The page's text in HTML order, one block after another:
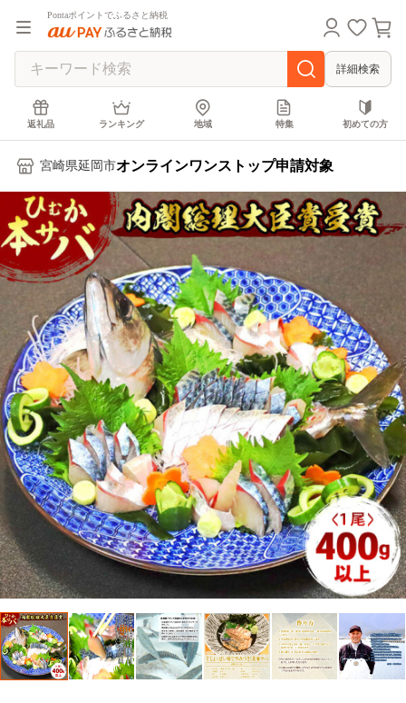
Pontaポイントでふるさと納税
詳細検索
返礼品 ランキング 地域 特集 初めての方
宮崎県延岡市オンラインワンストップ申請対象